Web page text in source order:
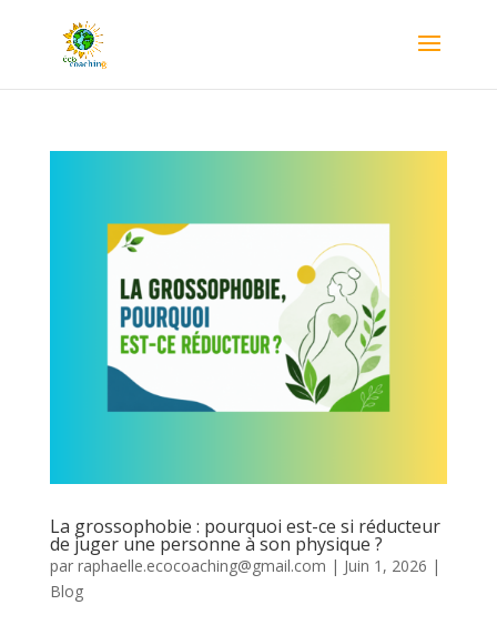
La grossophobie : pourquoi est-ce si réducteur
de juger une personne à son physique ?
par raphaelle.ecocoaching@gmail.com | Juin 1, 2026 |
Blog